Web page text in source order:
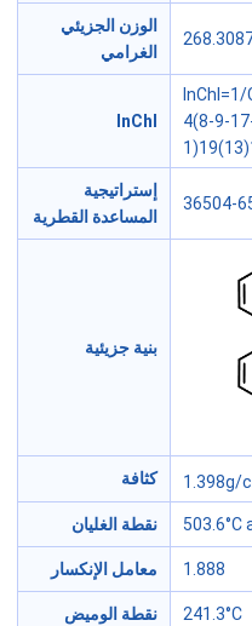
الوزن الجزيئي
الغرامي
InChI
4(8-9-
إستراتيجية
المساعدة القطرية
36504-
بنية جزيئية
كثافة 1.398g/
نقطة الغليان 503.6°C
معامل الإنكسار 1.888
نقطة الوميض 241.3°C